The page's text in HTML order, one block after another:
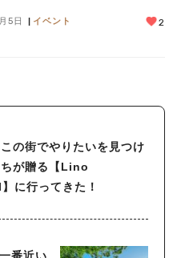
5日 イベント 2
この街でやりたいを見つけ
が贈る【Lino
に行ってきた！